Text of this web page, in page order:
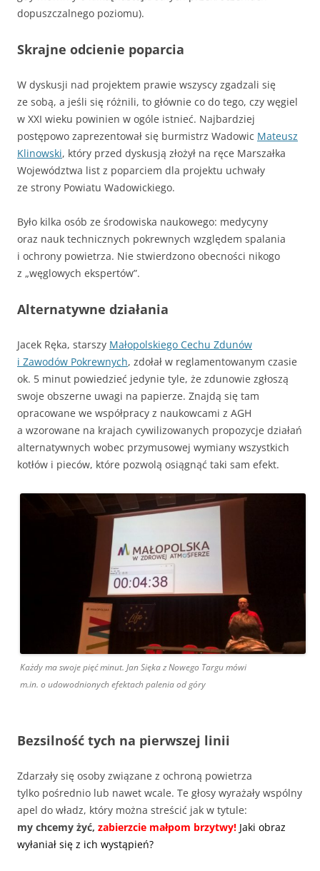
dopuszczalnego poziomu).
Skrajne odcienie poparcia
W dyskusji nad projektem prawie wszyscy zgadzali się
ze sobą, a jeśli się różnili, to głównie co do tego, czy węgiel
w XXI wieku powinien w ogóle istnieć. Najbardziej
postępowo zaprezentował się burmistrz Wadowic Mateusz
Klinowski, który przed dyskusją złożył na ręce Marszałka
Województwa list z poparciem dla projektu uchwały
ze strony Powiatu Wadowickiego.
Było kilka osób ze środowiska naukowego: medycyny
oraz nauk technicznych pokrewnych względem spalania
i ochrony powietrza. Nie stwierdzono obecności nikogo
z „węglowych ekspertów”.
Alternatywne działania
Jacek Ręka, starszy Małopolskiego Cechu Zdunów
i Zawodów Pokrewnych, zdołał w reglamentowanym czasie
ok. 5 minut powiedzieć jedynie tyle, że zdunowie zgłoszą
swoje obszerne uwagi na papierze. Znajdą się tam
opracowane we współpracy z naukowcami z AGH
a wzorowane na krajach cywilizowanych propozycje działań
alternatywnych wobec przymusowej wymiany wszystkich
kotłów i pieców, które pozwolą osiągnąć taki sam efekt.
Każdy ma swoje pięć minut. Jan Sięka z Nowego Targu mówi
m.in. o udowodnionych efektach palenia od góry
Bezsilność tych na pierwszej linii
Zdarzały się osoby związane z ochroną powietrza
tylko pośrednio lub nawet wcale. Te głosy wyrażały wspólny
apel do władz, który można streścić jak w tytule:
my chcemy żyć, zabierzcie małpom brzytwy! Jaki obraz
wyłaniał się z ich wystąpień?